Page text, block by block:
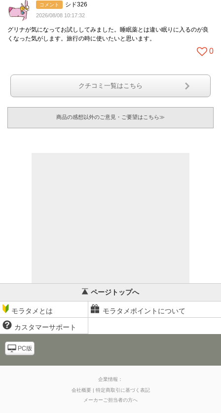
コメント シド326
2026/08/08 10:17:32
グリナが気になってお試ししてみました。睡眠薬とは違い眠りに入るのが良
くなった気がします。旅行の時に使いたいと思います。
0
クチコミ一覧はこちら
商品の感想以外のご意見・ご要望はこちら≫
ページトップへ
モラタメとは モラタメポイントについて
カスタマーサポート
企業情報：
会社概要
特定商取引に基づく表記
メーカーご担当者の方へ